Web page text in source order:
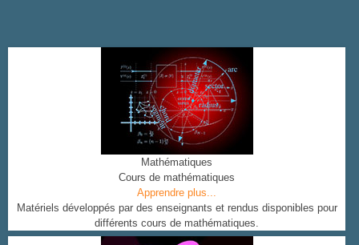
Mathématiques
Cours de mathématiques
Apprendre plus...
Matériels développés par des enseignants et rendus disponibles pour
différents cours de mathématiques.